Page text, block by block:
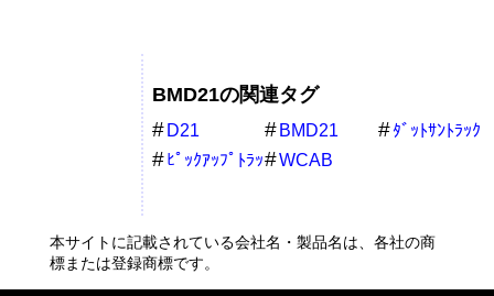
BMD21の関連タグ
D21 BMD21
ﾀﾞｯﾄｻﾝﾄﾗｯｸ
ﾋﾟｯｸｱｯﾌﾟﾄﾗｯ
WCAB
本サイトに記載されている会社名・製品名は、各社の商
標または登録商標です。